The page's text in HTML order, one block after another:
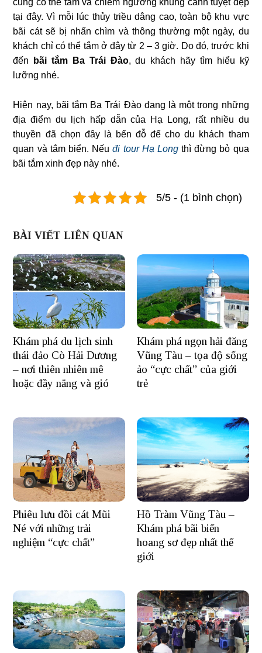
tại đây. Vì mỗi lúc thủy triều dâng cao, toàn bộ khu vực
bãi cát sẽ bị nhấn chìm và thông thường một ngày, du
khách chỉ có thể tắm ở đây từ 2 – 3 giờ. Do đó, trước khi
đến
bãi tắm Ba Trái Đào, du khách hãy tìm hiểu kỹ
lưỡng nhé.
Hiện nay, bãi tắm Ba Trái Đào đang là một trong những
địa điểm du lịch hấp dẫn của Hạ Long, rất nhiều du
thuyền đã chọn đây là bến đỗ đế cho du khách tham
quan và tắm biển. Nếuđi tour Hạ Long thì đừng bỏ qua
bãi tắm xinh đẹp này nhé.
5/5 - (1 bình chọn)
BÀI VIẾT LIÊN QUAN
Khám phá du lịch sinh
thái đảo Cò Hải Dương
– nơi thiên nhiên mê
hoặc đầy nắng và gió
Khám phá ngọn hải đăng
Vũng Tàu – tọa độ sống
ảo “cực chất” của giới
trẻ
Phiêu lưu đồi cát Mũi
Né với những trải
nghiệm “cực chất”
Hồ Tràm Vũng Tàu –
Khám phá bãi biển
hoang sơ đẹp nhất thế
giới